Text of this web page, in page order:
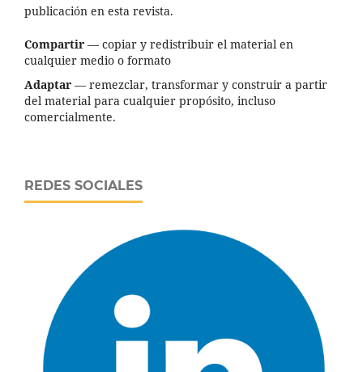
publicación en esta revista.
Compartir — copiar y redistribuir el material en
cualquier medio o formato
Adaptar — remezclar, transformar y construir a partir
del material para cualquier propósito, incluso
comercialmente.
REDES SOCIALES